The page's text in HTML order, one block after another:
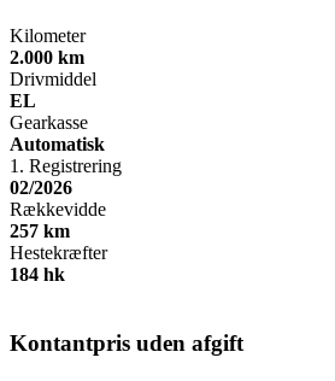
Kilometer
2.000 km
Drivmiddel
EL
Gearkasse
Automatisk
1. Registrering
02/2026
Rækkevidde
257 km
Hestekræfter
184 hk
Kontantpris uden afgift